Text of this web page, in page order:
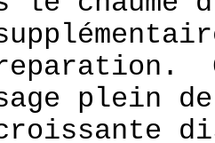
plein de